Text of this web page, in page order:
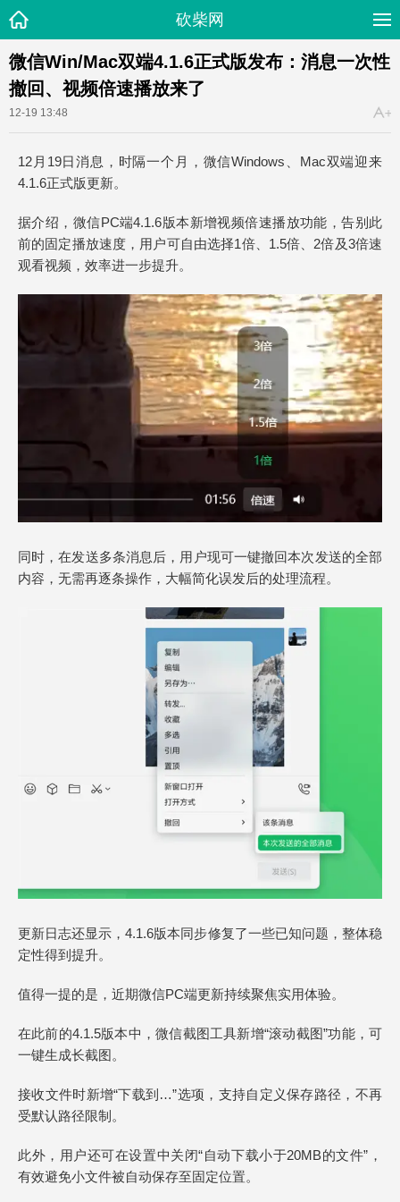
砍柴网
微信Win/Mac双端4.1.6正式版发布：消息一次性
撤回、视频倍速播放来了
12-19 13:48
12月19日消息，时隔一个月，微信Windows、Mac双端迎来
4.1.6正式版更新。
据介绍，微信PC端4.1.6版本新增视频倍速播放功能，告别此
前的固定播放速度，用户可自由选择1倍、1.5倍、2倍及3倍速
观看视频，效率进一步提升。
同时，在发送多条消息后，用户现可一键撤回本次发送的全部
内容，无需再逐条操作，大幅简化误发后的处理流程。
更新日志还显示，4.1.6版本同步修复了一些已知问题，整体稳
定性得到提升。
值得一提的是，近期微信PC端更新持续聚焦实用体验。
在此前的4.1.5版本中，微信截图工具新增“滚动截图”功能，可
一键生成长截图。
接收文件时新增“下载到…”选项，支持自定义保存路径，不再
受默认路径限制。
此外，用户还可在设置中关闭“自动下载小于20MB的文件”，
有效避免小文件被自动保存至固定位置。